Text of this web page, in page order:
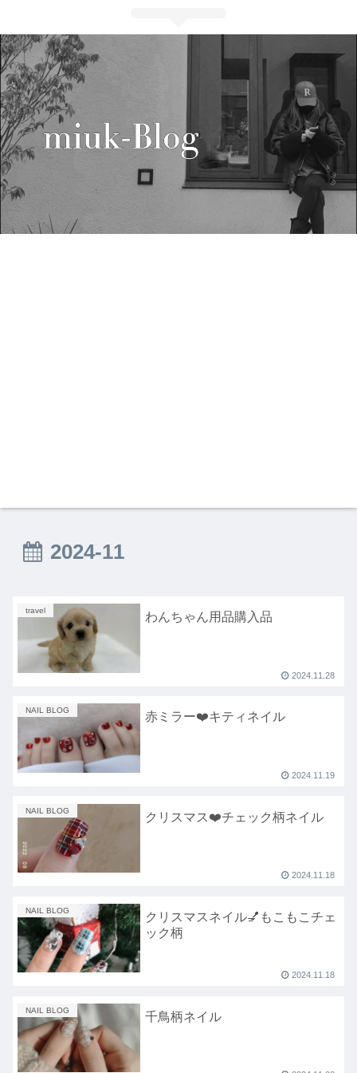
2024-11
travel わんちゃん用品購入品
2024.11.28
NAIL BLOG 赤ミラー❤️キティネイル
2024.11.19
NAIL BLOG クリスマス❤️チェック柄ネイル
2024.11.18
NAIL BLOG
クリスマスネイル💅もこもこチェ
ック柄
2024.11.18
NAIL BLOG 千鳥柄ネイル